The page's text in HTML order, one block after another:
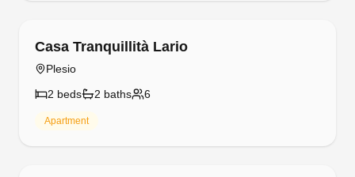
Casa Tranquillità Lario
Plesio
2 beds 2 baths 6
Apartment